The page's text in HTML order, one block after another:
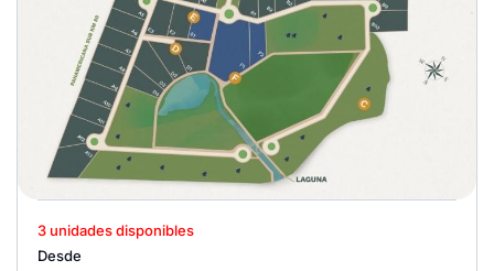
3 unidades disponibles
Desde